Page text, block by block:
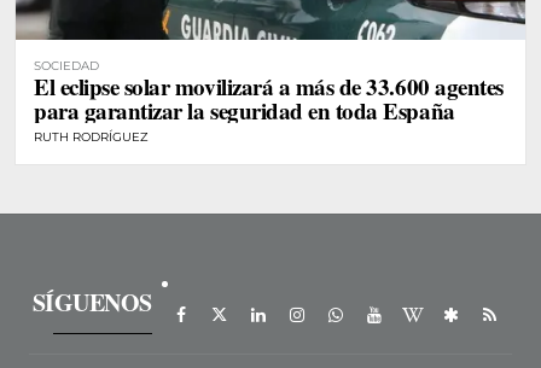
SOCIEDAD
El eclipse solar movilizará a más de 33.600 agentes
para garantizar la seguridad en toda España
RUTH RODRÍGUEZ
SÍGUENOS